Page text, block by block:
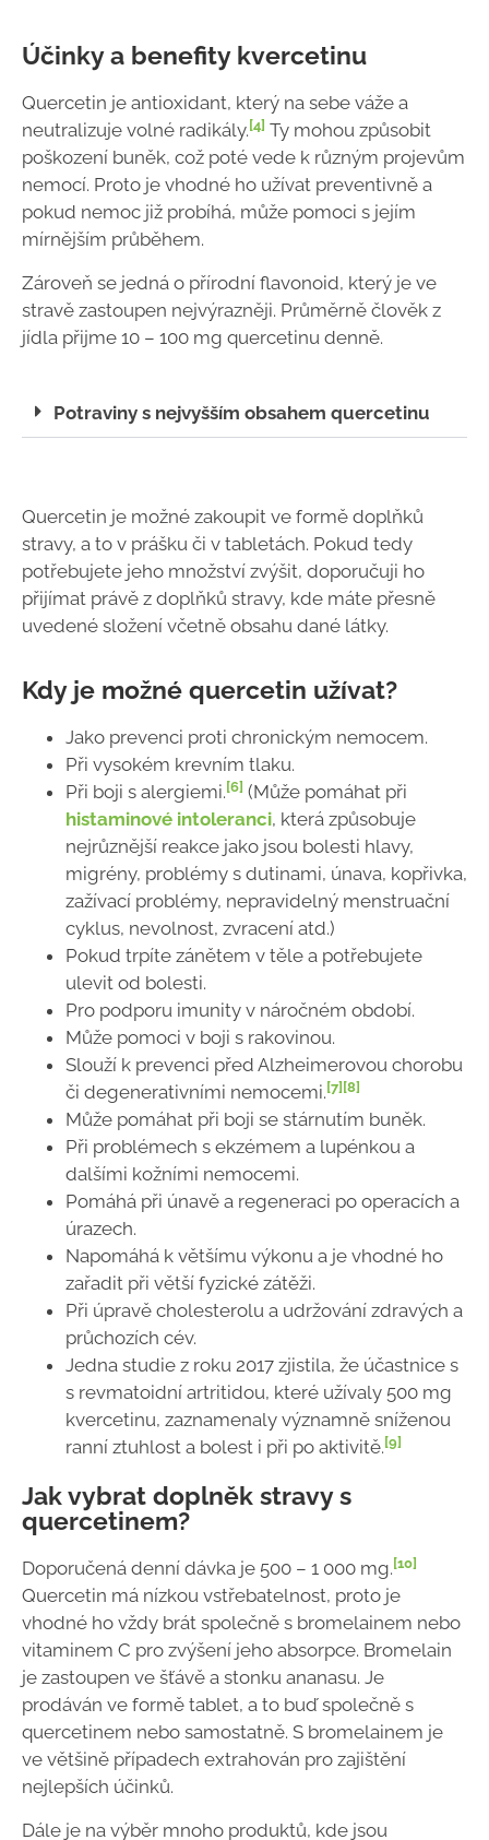
Účinky a benefity kvercetinu
Quercetin je antioxidant, který na sebe váže a
neutralizuje volné radikály. [4] Ty mohou způsobit
poškození buněk, což poté vede k různým projevům
nemocí. Proto je vhodné ho užívat preventivně a
pokud nemoc již probíhá, může pomoci s jejím
mírnějším průběhem.
Zároveň se jedná o přírodní flavonoid, který je ve
stravě zastoupen nejvýrazněji. Průměrně člověk z
jídla přijme 10 – 100 mg quercetinu denně.
Potraviny s nejvyšším obsahem quercetinu
Quercetin je možné zakoupit ve formě doplňků
stravy, a to v prášku či v tabletách. Pokud tedy
potřebujete jeho množství zvýšit, doporučuji ho
přijímat právě z doplňků stravy, kde máte přesně
uvedené složení včetně obsahu dané látky.
Kdy je možné quercetin užívat?
Jako prevenci proti chronickým nemocem.
Při vysokém krevním tlaku.
Při boji s alergiemi. [6] (Může pomáhat při
histaminové intoleranci, která způsobuje
nejrůznější reakce jako jsou bolesti hlavy,
migrény, problémy s dutinami, únava, kopřivka,
zažívací problémy, nepravidelný menstruační
cyklus, nevolnost, zvracení atd.)
Pokud trpíte zánětem v těle a potřebujete
ulevit od bolesti.
Pro podporu imunity v náročném období.
Může pomoci v boji s rakovinou.
Slouží k prevenci před Alzheimerovou chorobu
či degenerativními nemocemi. [7] [8]
Může pomáhat při boji se stárnutím buněk.
Při problémech s ekzémem a lupénkou a
dalšími kožními nemocemi.
Pomáhá při únavě a regeneraci po operacích a
úrazech.
Napomáhá k většímu výkonu a je vhodné ho
zařadit při větší fyzické zátěži.
Při úpravě cholesterolu a udržování zdravých a
průchozích cév.
Jedna studie z roku 2017 zjistila, že účastnice s
s revmatoidní artritidou, které užívaly 500 mg
kvercetinu, zaznamenaly významně sníženou
ranní ztuhlost a bolest i při po aktivitě. [9]
Jak vybrat doplněk stravy s
quercetinem?
Doporučená denní dávka je 500 – 1 000 mg. [10]
Quercetin má nízkou vstřebatelnost, proto je
vhodné ho vždy brát společně s bromelainem nebo
vitaminem C pro zvýšení jeho absorpce. Bromelain
je zastoupen ve šťávě a stonku ananasu. Je
prodáván ve formě tablet, a to buď společně s
quercetinem nebo samostatně. S bromelainem je
ve většině případech extrahován pro zajištění
nejlepších účinků.
Dále je na výběr mnoho produktů, kde jsou